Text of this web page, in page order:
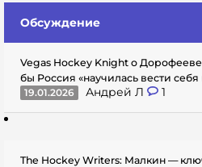
Обсуждение
Vegas Hockey Knight о
бы Россия «научилась вести себя
19.01.2026
Андрей Л 1
The Hockey Writers: Малкин —